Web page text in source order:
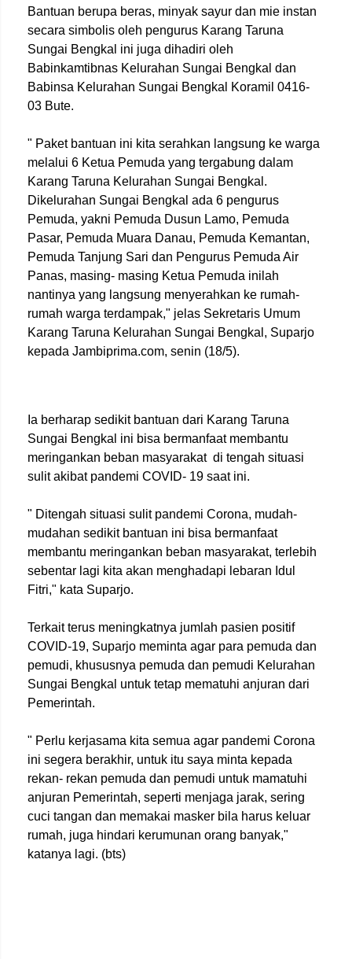
Bantuan berupa beras, minyak sayur dan mie instan
secara simbolis oleh pengurus Karang Taruna
Sungai Bengkal ini juga dihadiri oleh
Babinkamtibnas Kelurahan Sungai Bengkal dan
Babinsa Kelurahan Sungai Bengkal Koramil 0416-
03 Bute.
" Paket bantuan ini kita serahkan langsung ke warga
melalui 6 Ketua Pemuda yang tergabung dalam
Karang Taruna Kelurahan Sungai Bengkal.
Dikelurahan Sungai Bengkal ada 6 pengurus
Pemuda, yakni Pemuda Dusun Lamo, Pemuda
Pasar, Pemuda Muara Danau, Pemuda Kemantan,
Pemuda Tanjung Sari dan Pengurus Pemuda Air
Panas, masing- masing Ketua Pemuda inilah
nantinya yang langsung menyerahkan ke rumah-
rumah warga terdampak," jelas Sekretaris Umum
Karang Taruna Kelurahan Sungai Bengkal, Suparjo
kepada Jambiprima.com, senin (18/5).
Ia berharap sedikit bantuan dari Karang Taruna
Sungai Bengkal ini bisa bermanfaat membantu
meringankan beban masyarakat di tengah situasi
sulit akibat pandemi COVID- 19 saat ini.
" Ditengah situasi sulit pandemi Corona, mudah-
mudahan sedikit bantuan ini bisa bermanfaat
membantu meringankan beban masyarakat, terlebih
sebentar lagi kita akan menghadapi lebaran Idul
Fitri," kata Suparjo.
Terkait terus meningkatnya jumlah pasien positif
COVID-19, Suparjo meminta agar para pemuda dan
pemudi, khususnya pemuda dan pemudi Kelurahan
Sungai Bengkal untuk tetap mematuhi anjuran dari
Pemerintah.
" Perlu kerjasama kita semua agar pandemi Corona
ini segera berakhir, untuk itu saya minta kepada
rekan- rekan pemuda dan pemudi untuk mamatuhi
anjuran Pemerintah, seperti menjaga jarak, sering
cuci tangan dan memakai masker bila harus keluar
rumah, juga hindari kerumunan orang banyak,"
katanya lagi. (bts)